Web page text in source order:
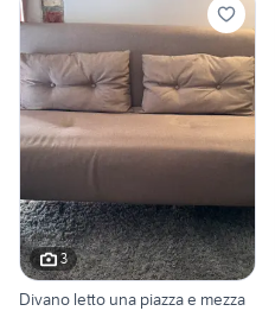
3
Divano letto una piazza e mezza